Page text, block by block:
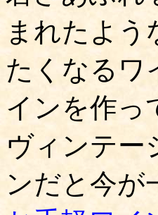
まれたよ
たくなるワ
インを作っ
ヴィンテー
ンだと今が